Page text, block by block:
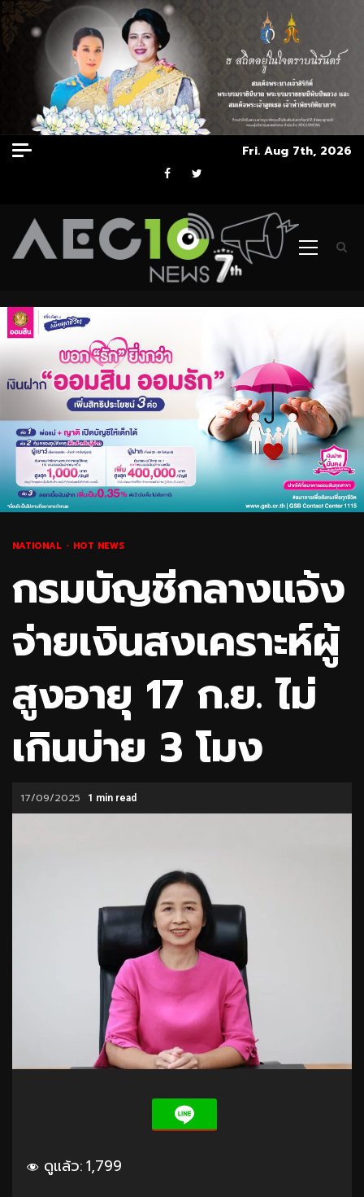
Skip
to
Fri. Aug 7th, 2026
Facebook
Twitter
Primary
NATIONAL HOT NEWS
กรมบัญชีกลางแจ้ง
จ่ายเงินสงเคราะห์ผู้
สูงอายุ 17 ก.ย. ไม่
เกินบ่าย 3 โมง
17/09/2025 1 min read
ดูแล้ว:1,799